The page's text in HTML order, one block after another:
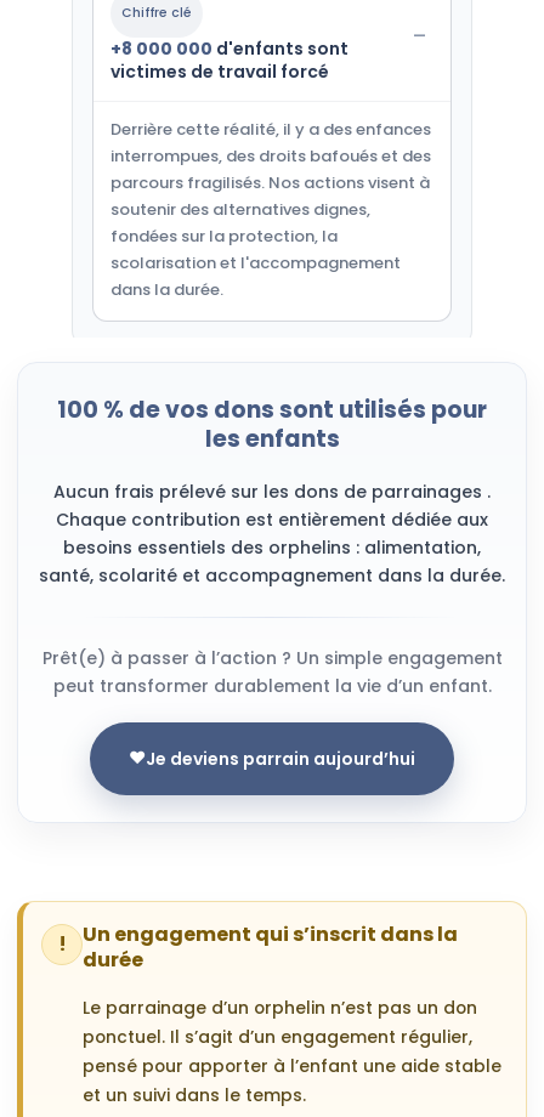
Chiffre clé
+8 000 000 d'enfants sont
victimes de travail forcé
Derrière cette réalité, il y a des enfances
interrompues, des droits bafoués et des
parcours fragilisés. Nos actions visent à
soutenir des alternatives dignes,
fondées sur la protection, la
scolarisation et l'accompagnement
dans la durée.
100 % de vos dons sont utilisés pour
les enfants
Aucun frais prélevé sur les dons de parrainages .
Chaque contribution est entièrement dédiée aux
besoins essentiels des orphelins : alimentation,
santé, scolarité et accompagnement dans la durée.
Prêt(e) à passer à l’action ? Un simple engagement
peut transformer durablement la vie d’un enfant.
❤Je deviens parrain aujourd’hui
!
Un engagement qui s’inscrit dans la
durée
Le parrainage d’un orphelin n’est pas un don
ponctuel. Il s’agit d’un engagement régulier,
pensé pour apporter à l’enfant une aide stable
et un suivi dans le temps.